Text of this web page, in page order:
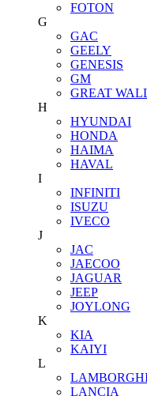
FOTON
G
GAC
GEELY
GENESIS
GM
GREAT
H
HYUNDAI
HONDA
HAIMA
HAVAL
I
INFINITI
ISUZU
IVECO
J
JAC
JAECOO
JAGUAR
JEEP
JOYLONG
K
KIA
KAIYI
L
LANCIA